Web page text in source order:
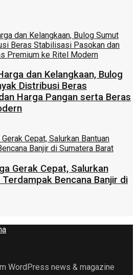
dan Kelangkaan, Bulog
Distribusi Beras
Harga Pangan serta Beras
Gerak Cepat, Salurkan
Bencana Banjir di
WordPress news & magazine